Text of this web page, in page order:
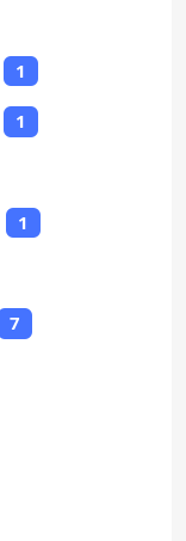
1
1
1
7